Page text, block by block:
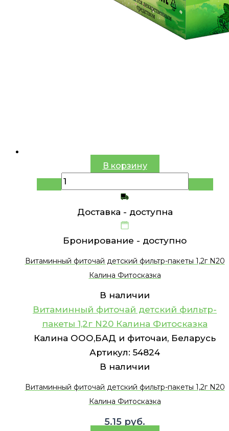
В корзину
Доставка - доступна
Бронирование - доступно
Витаминный фиточай детский фильтр-пакеты 1,2г N20
Калина Фитосказка
В наличии
Витаминный фиточай детский фильтр-
пакеты 1,2г N20 Калина Фитосказка
Калина ООО,БАД и фиточаи, Беларусь
Артикул: 54824
В наличии
Витаминный фиточай детский фильтр-пакеты 1,2г N20
Калина Фитосказка
5.15 руб.